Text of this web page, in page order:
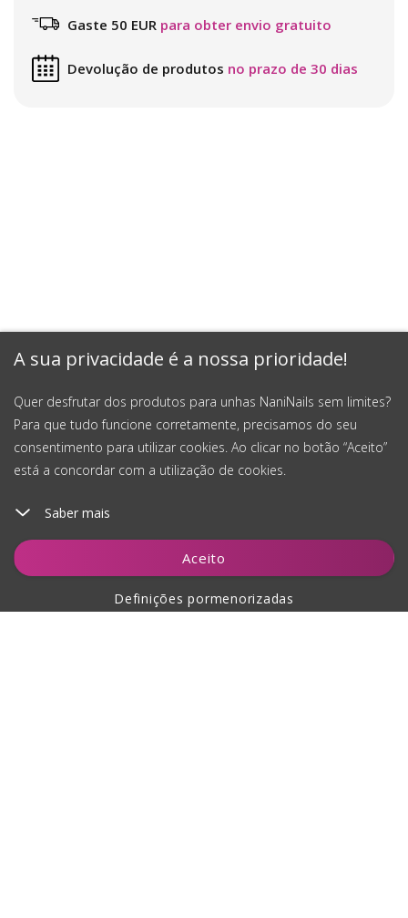
A sua privacidade é a nossa prioridade!
Quer desfrutar dos produtos para unhas NaniNails sem limites?
Para que tudo funcione corretamente, precisamos do seu
consentimento para utilizar cookies. Ao clicar no botão “Aceito”
está a concordar com a utilização de cookies.
Saber mais
Aceito
Definições pormenorizadas
Adicionar ao carrinho
Gaste 50 EUR para obter envio gratuito
Devolução de produtos no prazo de 30 dias